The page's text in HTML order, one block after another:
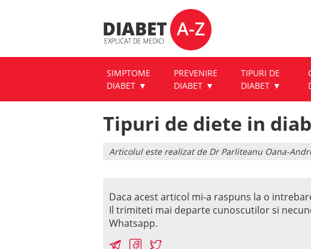
SIMPTOME
DIABET
PREVENIRE
DIABET
TIPURI DE
DIABET
Tipuri de diete in
Articolul este realizat de Dr Parliteanu Oana-
Daca acest articol mi-a raspuns la o
Il trimiteti mai departe cunoscutilor si
Whatsapp.